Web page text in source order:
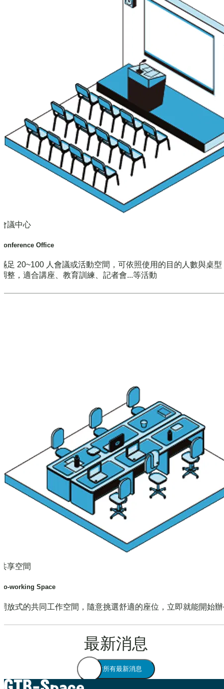
議中心
Office
足 20~100 人會議或活動空間，可依照使用的目的人數與桌型
整，適合講座、教育訓練、記者會...等活動
享空間
working Space
放式的共同工作空間，隨意挑選舒適的座位，立即就能開始
最新消息
查看所有最新消息